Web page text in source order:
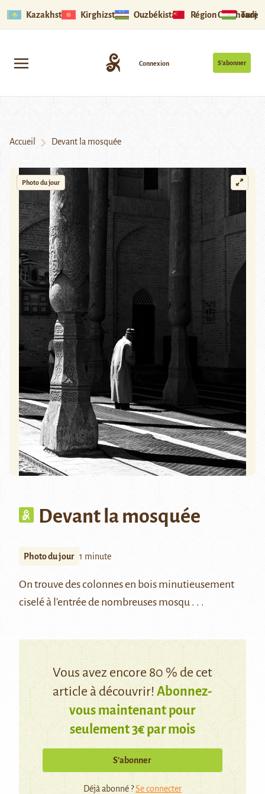
Kazakhstan Kirghizstan Ouzbékistan Région Ouïghoure
S’abonner
Connexion
Accueil Devant la mosquée
Photo du jour
Devant la mosquée
Photo du jour 1 minute
On trouve des colonnes en bois minutieusement
ciselé à l'entrée de nombreuses mosqu . . .
Vous avez encore 80 % de cet
article à découvrir!Abonnez-
vous maintenant pour
seulement 3€ par mois
S’abonner
Déjà abonné ?Se connecter